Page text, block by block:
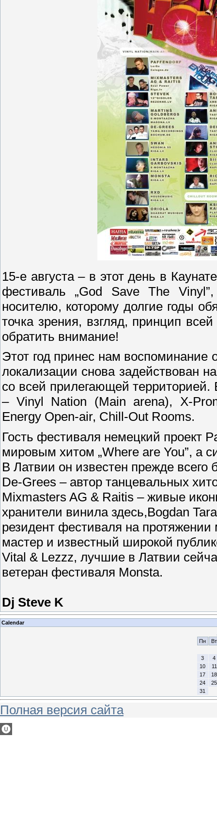
15-е августа – в этот день в
фестиваль „God Save The Vinyl”
носителю, которому долгие годы
точка зрения, взгляд, принцип
обратить внимание!
Этот год принес нам
локализации снова задействован
со всей прилегающей
– Vinyl Nation (Main arena), X-
Energy Open-air, Chill-Out Rooms.
Гость фестиваля немецкий проект
мировым хитом „Where are You”, а
В Латвии он известен прежде всего
De-Grees – автор танцевальных
Mixmasters AG & Raitis – живые
хранители винила здесь,Bogdan
резидент фестиваля на протяжении
мастер и известный широкой
Vital & Lezzz, лучшие в Латвии
ветеран фестиваля Monsta.
Dj Steve K
Calendar
Пн
Вт
3
4
10
11
17
18
24
25
31
Полная версия сайта